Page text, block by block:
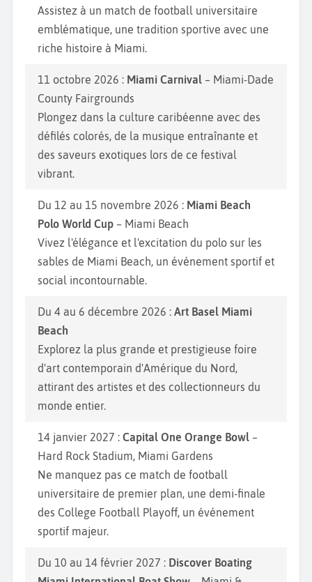
Assistez à un match de football universitaire
emblématique, une tradition sportive avec une
riche histoire à Miami.
11 octobre 2026 : Miami Carnival – Miami-Dade
County Fairgrounds
Plongez dans la culture caribéenne avec des
défilés colorés, de la musique entraînante et
des saveurs exotiques lors de ce festival
vibrant.
Du 12 au 15 novembre 2026 : Miami Beach
Polo World Cup – Miami Beach
Vivez l'élégance et l'excitation du polo sur les
sables de Miami Beach, un événement sportif et
social incontournable.
Du 4 au 6 décembre 2026 : Art Basel Miami
Beach
Explorez la plus grande et prestigieuse foire
d'art contemporain d'Amérique du Nord,
attirant des artistes et des collectionneurs du
monde entier.
14 janvier 2027 : Capital One Orange Bowl –
Hard Rock Stadium, Miami Gardens
Ne manquez pas ce match de football
universitaire de premier plan, une demi-finale
des College Football Playoff, un événement
sportif majeur.
Du 10 au 14 février 2027 : Discover Boating